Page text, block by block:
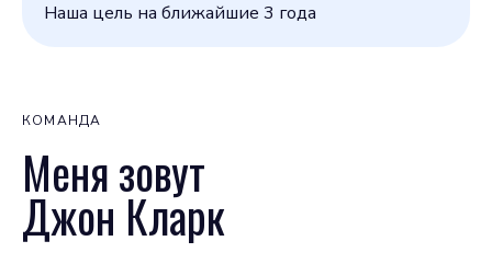
Наша цель на ближайшие 3 года
КОМАНДА
Меня зовут
Джон Кларк